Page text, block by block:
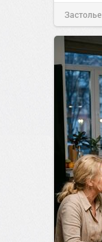
Застолье